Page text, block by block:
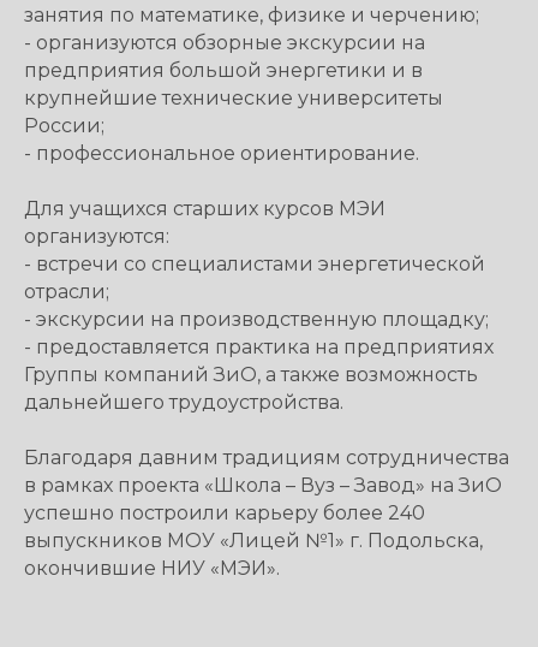
занятия по математике, физике и черчению;
- организуются обзорные экскурсии на
предприятия большой энергетики и в
крупнейшие технические университеты
России;
- профессиональное ориентирование.
Для учащихся старших курсов МЭИ
организуются:
- встречи со специалистами энергетической
отрасли;
- экскурсии на производственную площадку;
- предоставляется практика на предприятиях
Группы компаний ЗиО, а также возможность
дальнейшего трудоустройства.
Благодаря давним традициям сотрудничества
в рамках проекта «Школа – Вуз – Завод» на ЗиО
успешно построили карьеру более 240
выпускников МОУ «Лицей №1» г. Подольска,
окончившие НИУ «МЭИ».